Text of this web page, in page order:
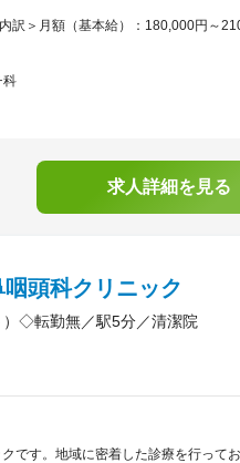
訳＞月額（基本給）：180,000円～
科
求人詳細を見る
頭科クリニック
）◇転勤無／駅5分／清潔院
です。地域に密着した診療を行って